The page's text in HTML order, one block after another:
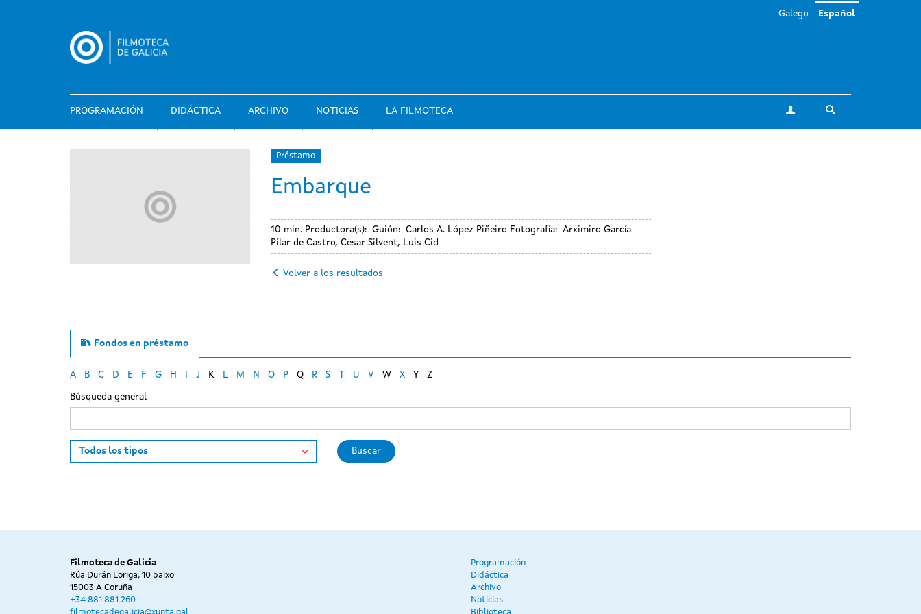
PROGRAMACIÓN DIDÁCTICA ARCHIVO NOTICIAS LA FILMOTECA Mi cuenta
Galego Español
Préstamo
Embarque
10 min. Productora(s): Guión: Carlos A. López Piñeiro Fotografía: Arximiro García
Pilar de Castro, Cesar Silvent, Luis Cid
Volver a los resultados
Fondos en préstamo
Búsqueda general
Tipo
Buscar
A B C D E F G H J K L M N O P Q R S T U V W X Y Z
Filmoteca de Galicia
Rúa Durán Loriga, 10 baixo
15003 A Coruña
+34 881 881 260
Programación
Didáctica
Archivo
Noticias